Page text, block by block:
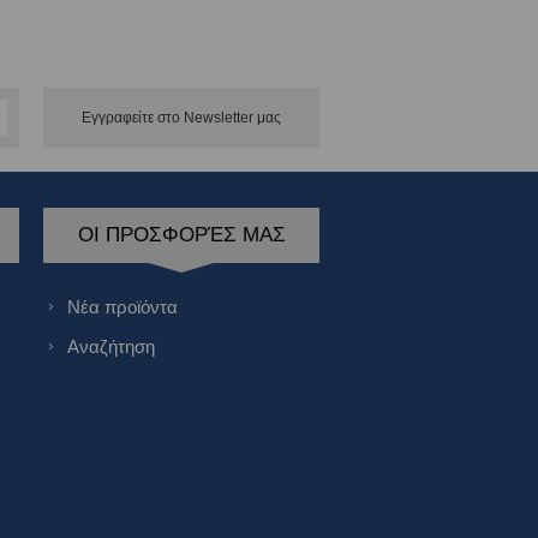
Εγγραφείτε στο Νewsletter μας
ΟΙ ΠΡΟΣΦΟΡΈΣ ΜΑΣ
Νέα προϊόντα
Αναζήτηση